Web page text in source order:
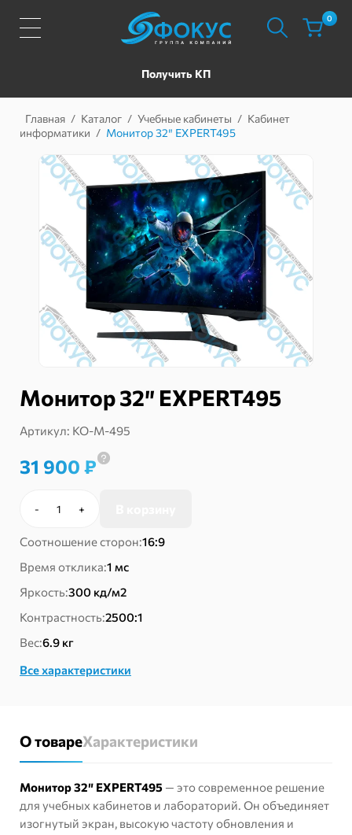
Получить КП
0
Главная / Каталог / Учебные кабинеты / Кабинет
информатики / Монитор 32″ EXPERT495
Монитор 32″ EXPERT495
Артикул: КО-М-495
31 900 ₽
-
Количество
Монитор
32"
+
Соотношение сторон:16:9
Время отклика:1 мс
Яркость:300 кд/м2
Контрастность:2500:1
Вес:6.9 кг
Все характеристики
О товареХарактеристики
Монитор 32″ EXPERT495 — это современное решение
для учебных кабинетов и лабораторий. Он объединяет
изогнутый экран, высокую частоту обновления и